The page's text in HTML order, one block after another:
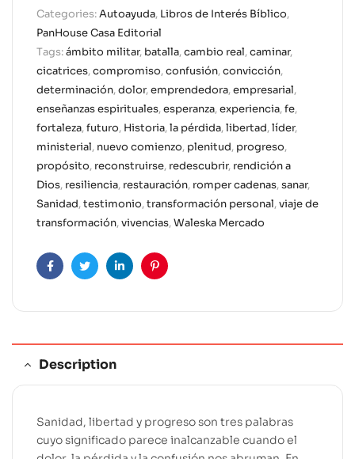
n
a
t
i
v
e
:
Categories:Autoayuda, Libros de Interés Bíblico,
PanHouse Casa Editorial
Tags:ámbito militar, batalla,cambio real,caminar,
cicatrices,compromiso,confusión,convicción,
determinación,dolor,emprendedora,empresarial,
enseñanzas espirituales,esperanza,experiencia,fe,
fortaleza,futuro, Historia,la pérdida,libertad,líder,
ministerial, nuevo comienzo, plenitud, progreso,
propósito, reconstruirse, redescubrir, rendición a
Dios, resiliencia, restauración, romper cadenas,sanar,
Sanidad,testimonio,transformación personal,viaje de
transformación,vivencias,Waleska Mercado
FacebookTwitterLinkedinPinterest
Description
Sanidad, libertad y progreso son tres palabras
cuyo significado parece inalcanzable cuando el